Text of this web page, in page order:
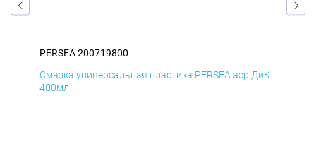
PERSEA 200719800
Смазка универсальная пластика PERSEA аэр ДиК
400мл